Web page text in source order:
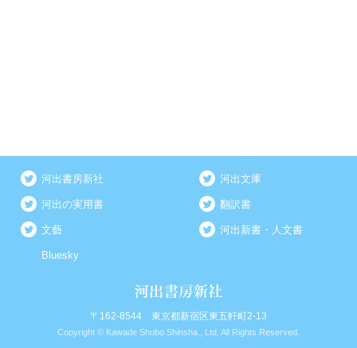
河出書房新社 河出文庫
河出の実用書 翻訳書
文藝 河出新書・人文書
Bluesky
〒162-8544 東京都新宿区東五軒町2-13
Copyright © Kawade Shobo Shinsha., Ltd. All Rights Reserved.